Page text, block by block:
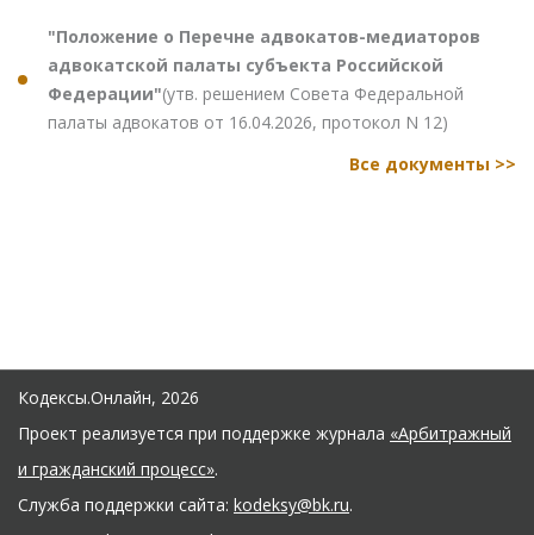
"Положение о Перечне адвокатов-медиаторов
адвокатской палаты субъекта Российской
Федерации"(утв. решением Совета Федеральной
палаты адвокатов от 16.04.2026, протокол N 12)
Все документы >>
Кодексы.Онлайн, 2026
Проект реализуется при поддержке журнала «Арбитражный
и гражданский процесс».
Служба поддержки сайта: kodeksy@bk.ru.